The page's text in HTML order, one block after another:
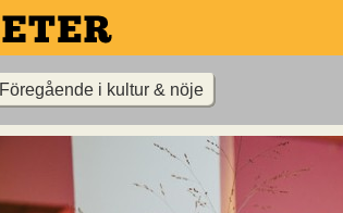
Föregående i kultur & nöje